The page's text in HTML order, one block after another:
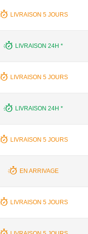
LIVRAISON 5 JOURS
LIVRAISON 24H *
LIVRAISON 5 JOURS
LIVRAISON 24H *
LIVRAISON 5 JOURS
EN ARRIVAGE
LIVRAISON 5 JOURS